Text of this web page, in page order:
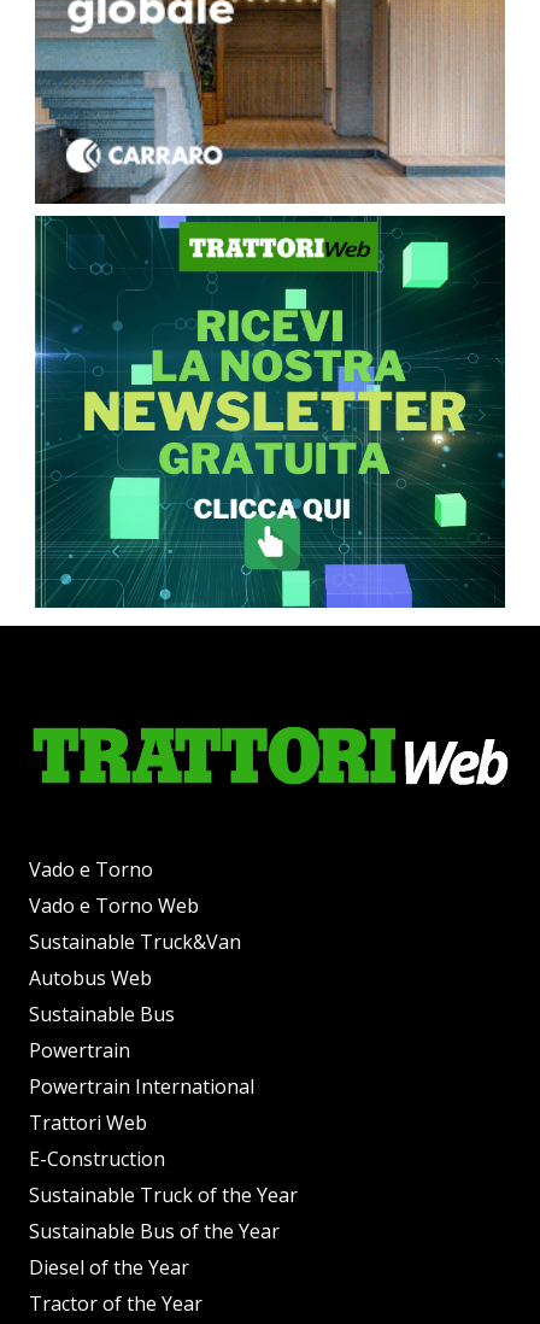
Vado e Torno
Vado e Torno Web
Sustainable Truck&Van
Autobus Web
Sustainable Bus
Powertrain
Powertrain International
Trattori Web
E-Construction
Sustainable Truck of the Year
Sustainable Bus of the Year
Diesel of the Year
Tractor of the Year